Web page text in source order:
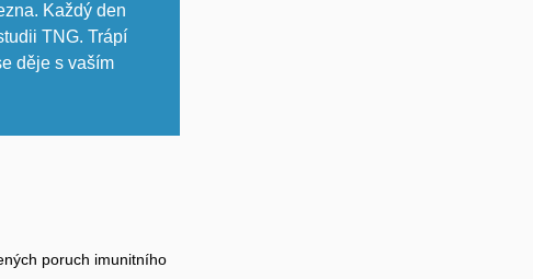
Každý den
TNG. Trápí
děje s vaším
poruch imunitního